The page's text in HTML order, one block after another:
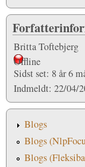
Britta Toftebjerg
Offline
Sidst set: 8 år 6
Indmeldt: 22/04/
Blogs
Blogs
Blogs